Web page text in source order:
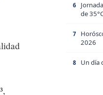
6
de
7
2026
8 Un día